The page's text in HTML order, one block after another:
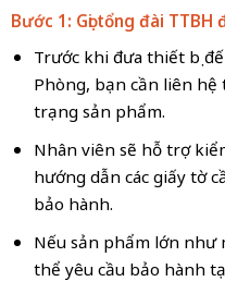
Bước 1: Gọi tổng đài
Trước khi đưa thiết bị
Phòng, bạn cần liên
trạng sản phẩm.
Nhân viên sẽ hỗ trợ
hướng dẫn các giấy tờ
bảo hành.
Nếu sản phẩm lớn như
thể yêu cầu bảo hành